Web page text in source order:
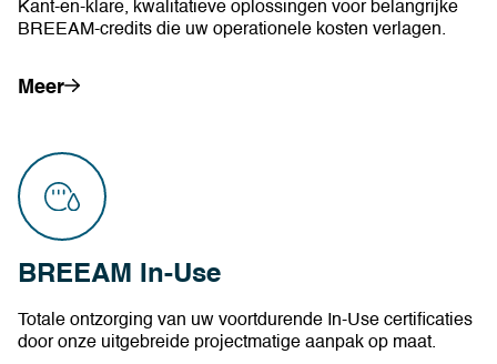
Kant-en-klare, kwalitatieve oplossingen voor belangrijke
BREEAM-credits die uw operationele kosten verlagen.
Meer
BREEAM In-Use
Totale ontzorging van uw voortdurende In-Use certificaties
door onze uitgebreide projectmatige aanpak op maat.